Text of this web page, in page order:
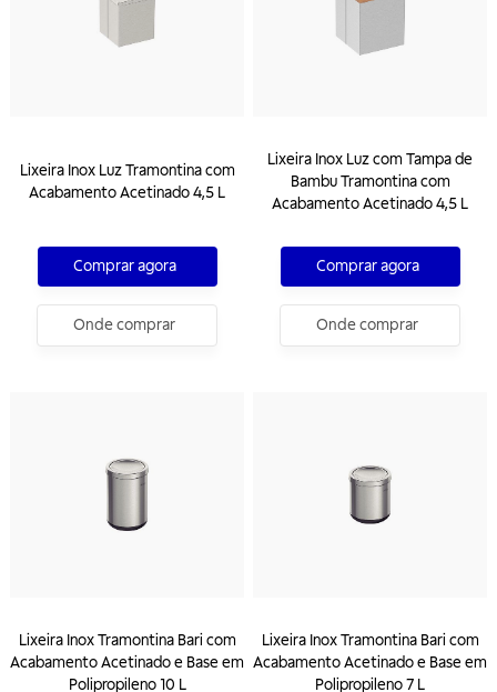
Lixeira Inox Luz Tramontina com
Acabamento Acetinado 4,5 L
Comprar agora
Onde comprar
Lixeira Inox Luz com Tampa de
Bambu Tramontina com
Acabamento Acetinado 4,5 L
Comprar agora
Onde comprar
Lixeira Inox Tramontina Bari com
Acabamento Acetinado e Base em
Polipropileno 10 L
Lixeira Inox Tramontina Bari com
Acabamento Acetinado e Base em
Polipropileno 7 L